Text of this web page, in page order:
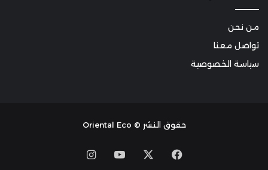
من نحن
تواصل معنا
سياسة الخصوصية
حقوق النشر © Oriental Eco
Facebook
YouTube
Instagram